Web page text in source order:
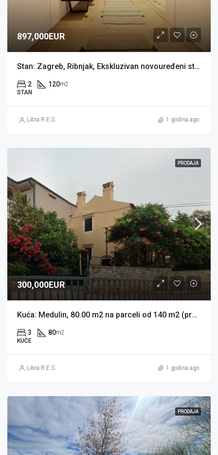
897,000EUR
Stan: Zagreb, Ribnjak, Ekskluzivan novouređeni stan 120 m2 (prodaja)
2 120m2
STAN
Libra R.E.S. 1 godina ago
PRODAJA
300,000EUR
Kuća: Medulin, 80.00 m2 na parceli od 140 m2 (prodaja)
3 80m2
KUĆE
Libra R.E.S. 1 godina ago
PRODAJA